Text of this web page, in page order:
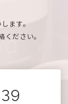
ます。
ださい。